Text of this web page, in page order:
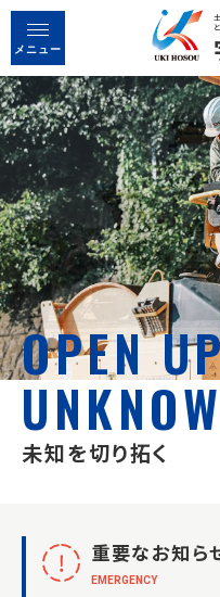
OPEN
未知を切り拓く
重要なお知ら
EMERGENCY
メニュー